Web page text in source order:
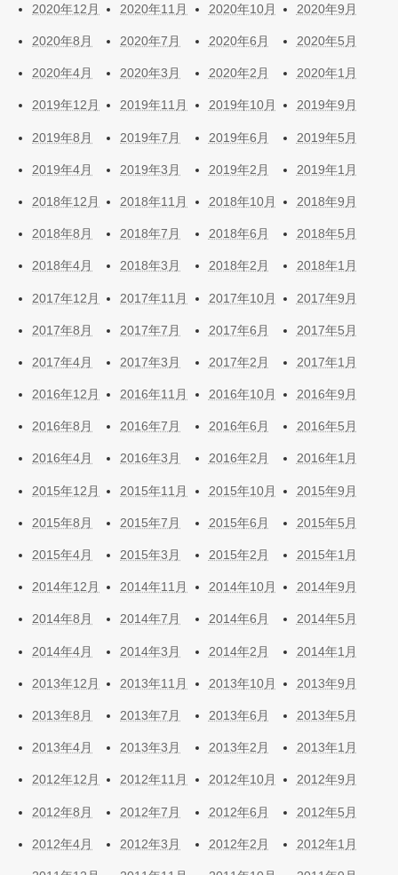
2020年12月 2020年11月 2020年10月 2020年9月
2020年8月 2020年7月 2020年6月 2020年5月
2020年4月 2020年3月 2020年2月 2020年1月
2019年12月 2019年11月 2019年10月 2019年9月
2019年8月 2019年7月 2019年6月 2019年5月
2019年4月 2019年3月 2019年2月 2019年1月
2018年12月 2018年11月 2018年10月 2018年9月
2018年8月 2018年7月 2018年6月 2018年5月
2018年4月 2018年3月 2018年2月 2018年1月
2017年12月 2017年11月 2017年10月 2017年9月
2017年8月 2017年7月 2017年6月 2017年5月
2017年4月 2017年3月 2017年2月 2017年1月
2016年12月 2016年11月 2016年10月 2016年9月
2016年8月 2016年7月 2016年6月 2016年5月
2016年4月 2016年3月 2016年2月 2016年1月
2015年12月 2015年11月 2015年10月 2015年9月
2015年8月 2015年7月 2015年6月 2015年5月
2015年4月 2015年3月 2015年2月 2015年1月
2014年12月 2014年11月 2014年10月 2014年9月
2014年8月 2014年7月 2014年6月 2014年5月
2014年4月 2014年3月 2014年2月 2014年1月
2013年12月 2013年11月 2013年10月 2013年9月
2013年8月 2013年7月 2013年6月 2013年5月
2013年4月 2013年3月 2013年2月 2013年1月
2012年12月 2012年11月 2012年10月 2012年9月
2012年8月 2012年7月 2012年6月 2012年5月
2012年4月 2012年3月 2012年2月 2012年1月